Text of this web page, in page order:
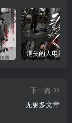
火遮眼[国语中字].The.Furious.2026.1080p+2160p高清下载
下一篇
无更多文章